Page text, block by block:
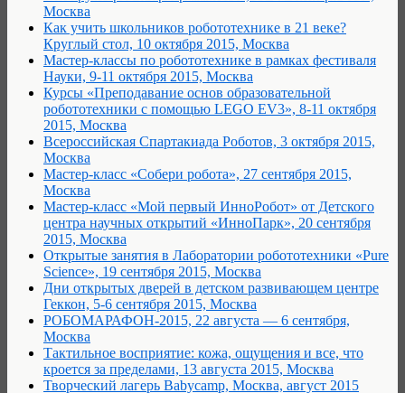
Москва
Как учить школьников робототехнике в 21 веке?
Круглый стол, 10 октября 2015, Москва
Мастер-классы по робототехнике в рамках фестиваля
Науки, 9-11 октября 2015, Москва
Курсы «Преподавание основ образовательной
робототехники с помощью LEGO EV3», 8-11 октября
2015, Москва
Всероссийская Спартакиада Роботов, 3 октября 2015,
Москва
Мастер-класс «Собери робота», 27 сентября 2015,
Москва
Мастер-класс «Мой первый ИнноРобот» от Детского
центра научных открытий «ИнноПарк», 20 сентября
2015, Москва
Открытые занятия в Лаборатории робототехники «Pure
Science», 19 сентября 2015, Москва
Дни открытых дверей в детском развивающем центре
Геккон, 5-6 сентября 2015, Москва
РОБОМАРАФОН-2015, 22 августа — 6 сентября,
Москва
Тактильное восприятие: кожа, ощущения и все, что
кроется за пределами, 13 августа 2015, Москва
Творческий лагерь Babycamp, Москва, август 2015